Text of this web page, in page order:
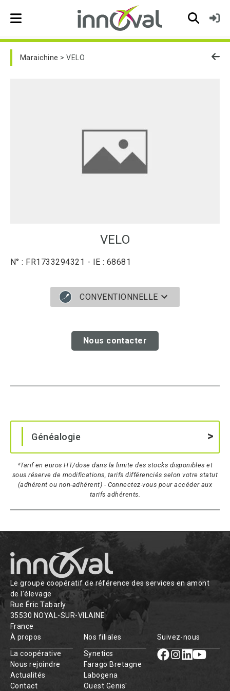
Skip to main navigation
Maraichine VELO
VELO
N° : FR1733294321 - IE : 68681
CONVENTIONNELLE
Nous contacter
Généalogie
*Tarif en euros HT/dose dans la limite des stocks disponibles et
sous réserve de modifications, tarifs différenciés selon votre statut
(adhérent ou non-adhérent) - Connectez-vous pour accéder aux
tarifs adhérents.
Le groupe coopératif de référence des services en amont
de l’élevage
Rue Éric Tabarly
35530 NOYAL-SUR-VILAINE
France
À propos
La coopérative
Nous rejoindre
Actualités
Contact
Nos filiales
Synetics
Farago Bretagne
Labogena
Ouest Genis'
Suivez-nous